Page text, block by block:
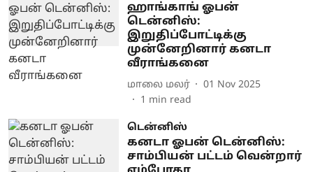
ஹாங்காங் ஓபன்
டென்னிஸ்:
இறுதிப்போட்டிக்கு
முன்னேறினார் கனடா
வீராங்கனை
மாலை மலர்
01 Nov 2025
1 min read
டென்னிஸ்
கனடா ஓபன் டென்னிஸ்:
சாம்பியன் பட்டம் வென்றார்